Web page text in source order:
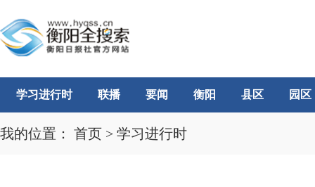
学习进行时 联播 要闻 衡阳 县区 园区
我的位置： 首页 > 学习进行时